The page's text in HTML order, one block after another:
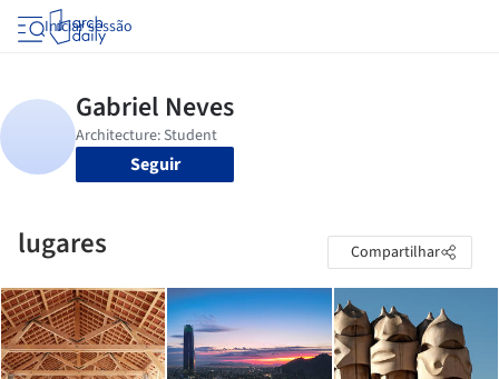
Iniciar sessão
Seguir
lugares Compartilhar